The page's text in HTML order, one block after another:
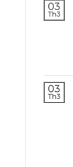
03
Th3
03
Th3